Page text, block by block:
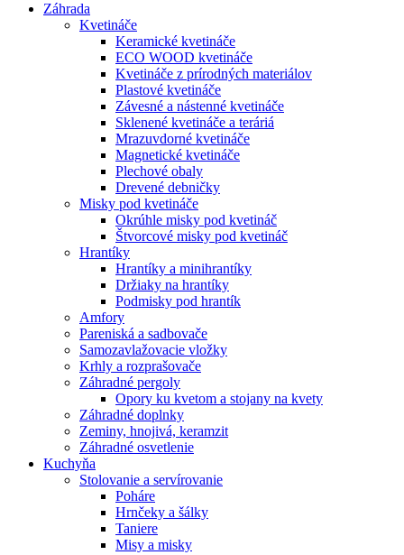
Záhrada
Kvetináče
Keramické kvetináče
ECO WOOD kvetináče
Kvetináče z prírodných materiálov
Plastové kvetináče
Závesné a nástenné kvetináče
Sklenené kvetináče a teráriá
Mrazuvdorné kvetináče
Magnetické kvetináče
Plechové obaly
Drevené debničky
Misky pod kvetináče
Okrúhle misky pod kvetináč
Štvorcové misky pod kvetináč
Hrantíky
Hrantíky a minihrantíky
Držiaky na hrantíky
Podmisky pod hrantík
Amfory
Pareniská a sadbovače
Samozavlažovacie vložky
Krhly a rozprašovače
Záhradné pergoly
Opory ku kvetom a stojany na kvety
Záhradné doplnky
Zeminy, hnojivá, keramzit
Záhradné osvetlenie
Kuchyňa
Stolovanie a servírovanie
Poháre
Hrnčeky a šálky
Taniere
Misy a misky